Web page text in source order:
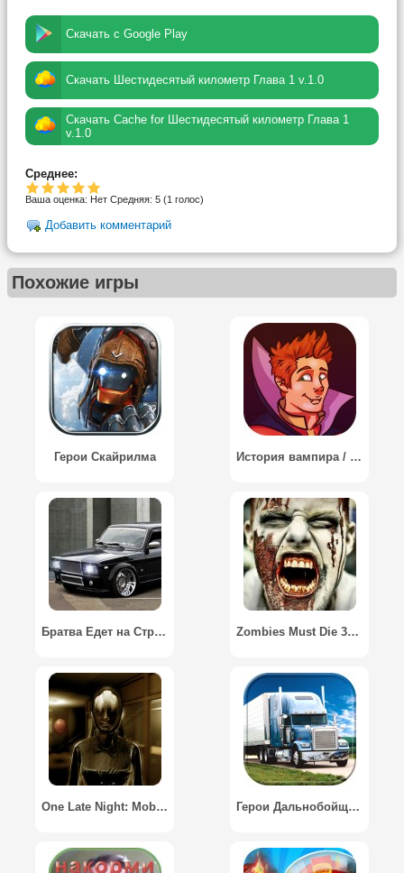
Скачать с Google Play
Скачать Шестидесятый километр Глава 1 v.1.0
Скачать Cache for Шестидесятый километр Глава 1
v.1.0
Среднее:
Ваша оценка: Нет Средняя: 5 (1 голос)
Добавить комментарий
Похожие игры
Герои Скайрилма История вампира / Vampire Story
Братва Едет на Стрелку / Russian Gangstar Zombies Must Die 3D / Зомби должны умереть
One Late Night: Mobile Герои Дальнобойщики / Big Truck Hero - Truck Driver